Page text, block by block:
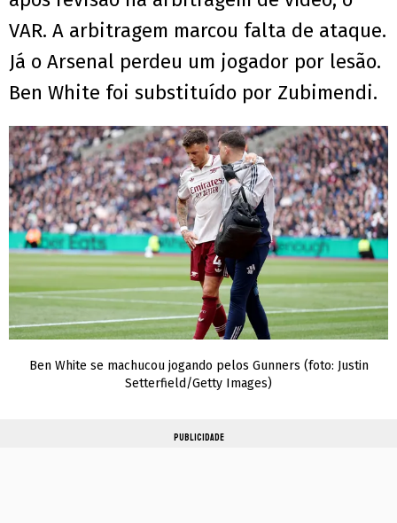
VAR. A arbitragem marcou falta de ataque.
Já o Arsenal perdeu um jogador por lesão.
Ben White foi substituído por Zubimendi.
Ben White se machucou jogando pelos Gunners (foto: Justin
Setterfield/Getty Images)
PUBLICIDADE